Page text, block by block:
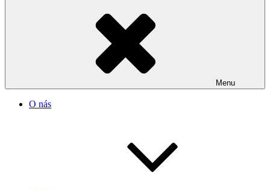
Menu
O nás